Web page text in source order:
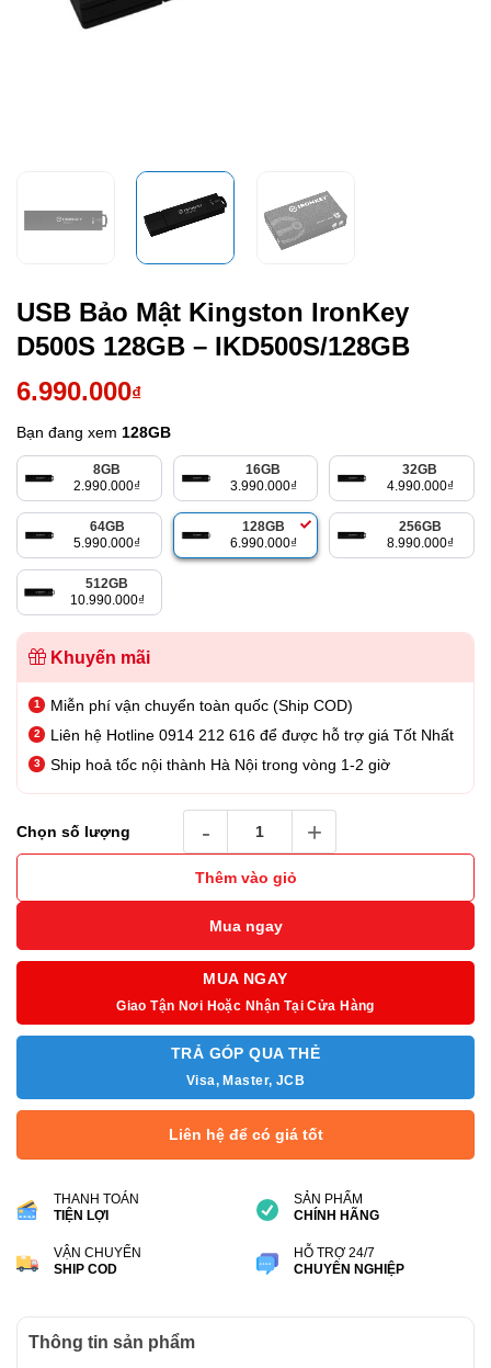
USB Bảo Mật Kingston IronKey
D500S 128GB – IKD500S/128GB
6.990.000₫
Bạn đang xem 128GB
8GB
2.990.000₫
16GB
3.990.000₫
32GB
4.990.000₫
64GB
5.990.000₫
128GB
6.990.000₫
256GB
8.990.000₫
512GB
10.990.000₫
Khuyến mãi
Miễn phí vận chuyển toàn quốc (Ship COD)
Liên hệ Hotline 0914 212 616 để được hỗ trợ giá Tốt Nhất
Ship hoả tốc nội thành Hà Nội trong vòng 1-2 giờ
Chọn số lượng
Thêm vào giỏ
Mua ngay
MUA NGAY
Giao Tận Nơi Hoặc Nhận Tại Cửa Hàng
TRẢ GÓP QUA THẺ
Visa, Master, JCB
Liên hệ để có giá tốt
THANH TOÁN
TIỆN LỢI
SẢN PHẨM
CHÍNH HÃNG
VẬN CHUYỂN
SHIP COD
HỖ TRỢ 24/7
CHUYÊN NGHIỆP
Thông tin sản phẩm